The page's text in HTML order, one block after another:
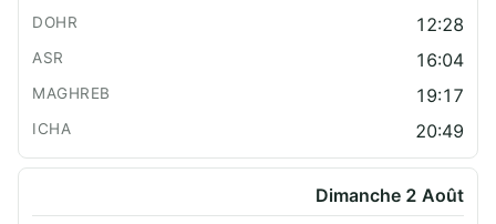
12:28
16:04
19:17
20:49
Dimanche 2 Août